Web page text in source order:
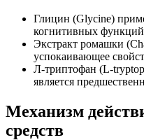
Глицин (Glycine)
когнитивных
Экстракт ромашки
успокаивающее
Л-триптофан (L-
является
Механизм
средств